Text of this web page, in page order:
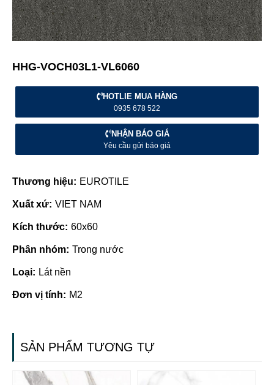
HHG-VOCH03L1-VL6060
HOTLIE MUA HÀNG
0935 678 522
NHẬN BÁO GIÁ
Yêu cầu gửi báo giá
Thương hiệu: EUROTILE
Xuất xứ: VIET NAM
Kích thước: 60x60
Phân nhóm: Trong nước
Loại: Lát nền
Đơn vị tính: M2
SẢN PHẨM TƯƠNG TỰ